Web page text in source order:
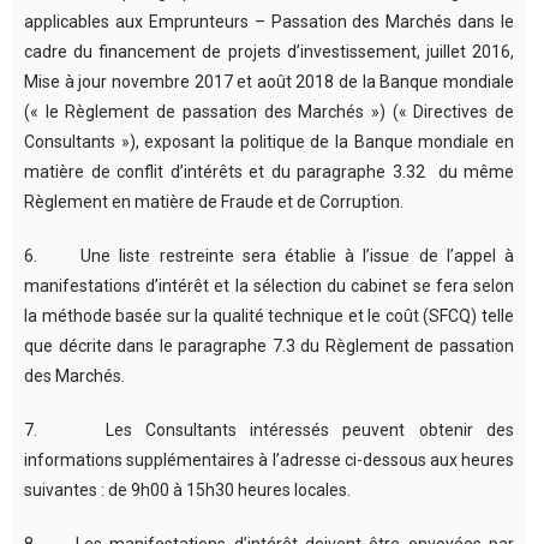
applicables aux Emprunteurs – Passation des Marchés dans le
cadre du financement de projets d’investissement, juillet 2016,
Mise à jour novembre 2017 et août 2018 de la Banque mondiale
(« le Règlement de passation des Marchés ») (« Directives de
Consultants »), exposant la politique de la Banque mondiale en
matière de conflit d’intérêts et du paragraphe 3.32 du même
Règlement en matière de Fraude et de Corruption.
6. Une liste restreinte sera établie à l’issue de l’appel à
manifestations d’intérêt et la sélection du cabinet se fera selon
la méthode basée sur la qualité technique et le coût (SFCQ) telle
que décrite dans le paragraphe 7.3 du Règlement de passation
des Marchés.
7. Les Consultants intéressés peuvent obtenir des
informations supplémentaires à l’adresse ci-dessous aux heures
suivantes : de 9h00 à 15h30 heures locales.